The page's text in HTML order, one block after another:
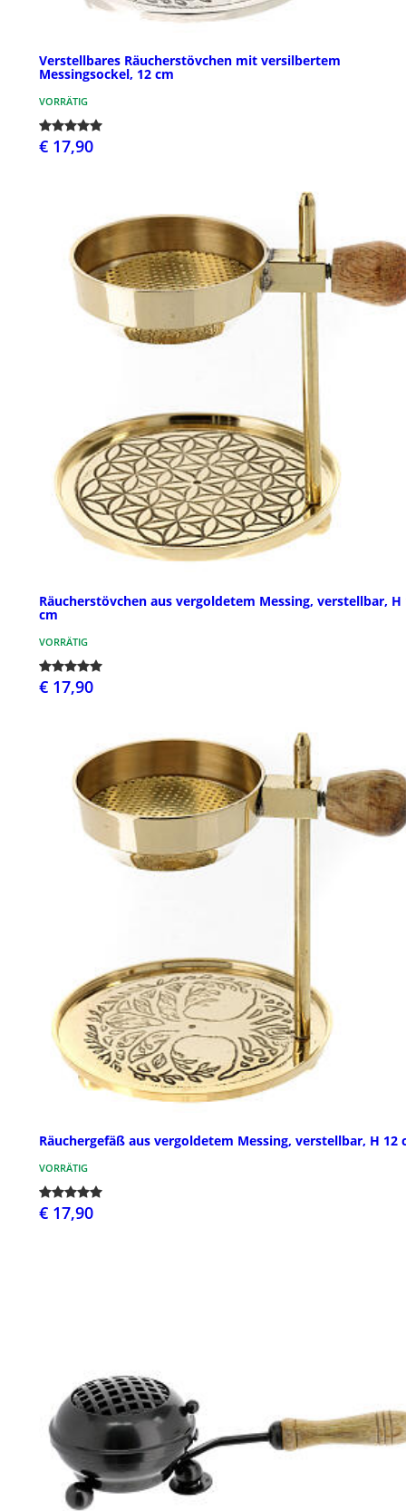
Verstellbares Räucherstövchen mit versilbertem
Messingsockel, 12 cm
VORRÄTIG
€ 17,90
Räucherstövchen aus vergoldetem Messing, verstellbar, H
cm
VORRÄTIG
€ 17,90
Räuchergefäß aus vergoldetem Messing, verstellbar, H 12
VORRÄTIG
€ 17,90